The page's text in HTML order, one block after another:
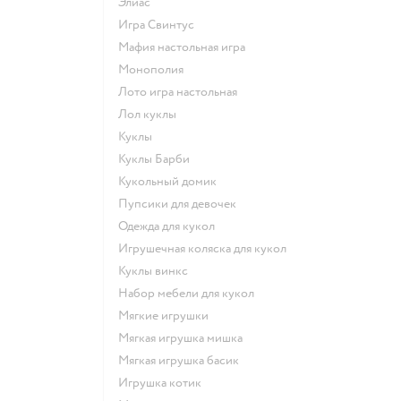
Игра Свинтус
Мафия настольная игра
Монополия
Лото игра настольная
Лол куклы
Куклы
Куклы Барби
Кукольный домик
Пупсики для девочек
Одежда для кукол
Игрушечная коляска для кукол
Куклы винкс
Набор мебели для кукол
Мягкие игрушки
Мягкая игрушка мишка
Мягкая игрушка басик
Игрушка котик